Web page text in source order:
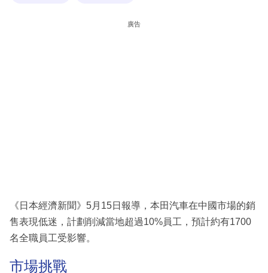
區
廣告
《日本經濟新聞》5月15日報導，本田汽車在中國市場的銷
售表現低迷，計劃削減當地超過10%員工，預計約有1700
名全職員工受影響。
市場挑戰